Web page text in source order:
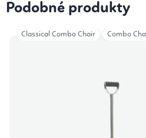
Podobné produkty
Classical Combo Chair Combo